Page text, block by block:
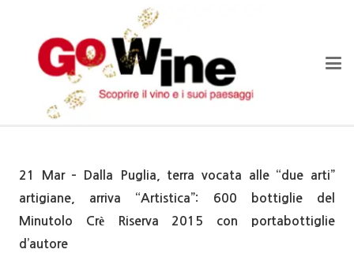
21 Mar – Dalla Puglia, terra vocata alle “due arti”
artigiane, arriva “Artistica”: 600 bottiglie del
Minutolo Crè Riserva 2015 con portabottiglie
d’autore